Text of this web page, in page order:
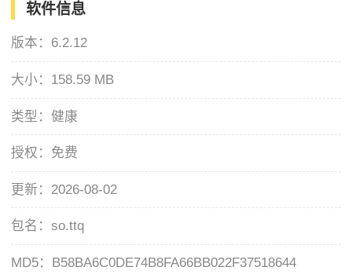
软件信息
版本： 6.2.12
大小： 158.59 MB
类型：健康
授权： 免费
更新： 2026-08-02
包名： so.ttq
MD5： B58BA6C0DE74B8FA66BB022F37518644